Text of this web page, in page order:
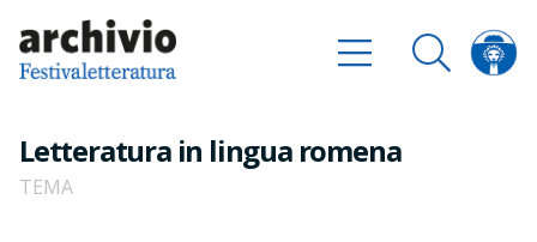
Letteratura in lingua romena
TEMA